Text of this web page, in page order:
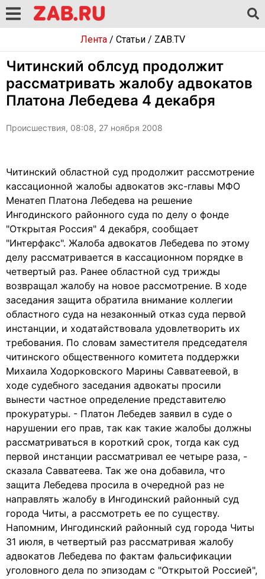
Лента/ Статьи/ ZAB.TV
Читинский облсуд продолжит
рассматривать жалобу адвокатов
Платона Лебедева 4 декабря
Происшествия, 08:08, 27 ноября 2008
Читинский областной суд продолжит рассмотрение
кассационной жалобы адвокатов экс-главы МФО
Менатеп Платона Лебедева на решение
Ингодинского районного суда по делу о фонде
"Открытая Россия" 4 декабря, сообщает
"Интерфакс". Жалоба адвокатов Лебедева по этому
делу рассматривается в кассационном порядке в
четвертый раз. Ранее областной суд трижды
возвращал жалобу на новое рассмотрение. В ходе
заседания защита обратила внимание коллегии
областного суда на незаконный отказ суда первой
инстанции, и ходатайствовала удовлетворить их
требования. По словам заместителя председателя
читинского общественного комитета поддержки
Михаила Ходорковского Марины Савватеевой, в
ходе судебного заседания адвокаты просили
вынести частное определение представителю
прокуратуры. - Платон Лебедев заявил в суде о
нарушении его прав, так как такие жалобы должны
рассматриваться в короткий срок, тогда как суд
первой инстанции рассматривал ее четыре раза, -
сказала Савватеева. Так же она добавила, что
защита Лебедева просила в очередной раз не
направлять жалобу в Ингодинский районный суд
города Читы, а рассмотреть ее по существу.
Напомним, Ингодинский районный суд города Читы
31 июля, в четвертый раз рассматривая жалобу
адвокатов Лебедева по фактам фальсификации
уголовного дела по эпизодам с "Открытой Россией",